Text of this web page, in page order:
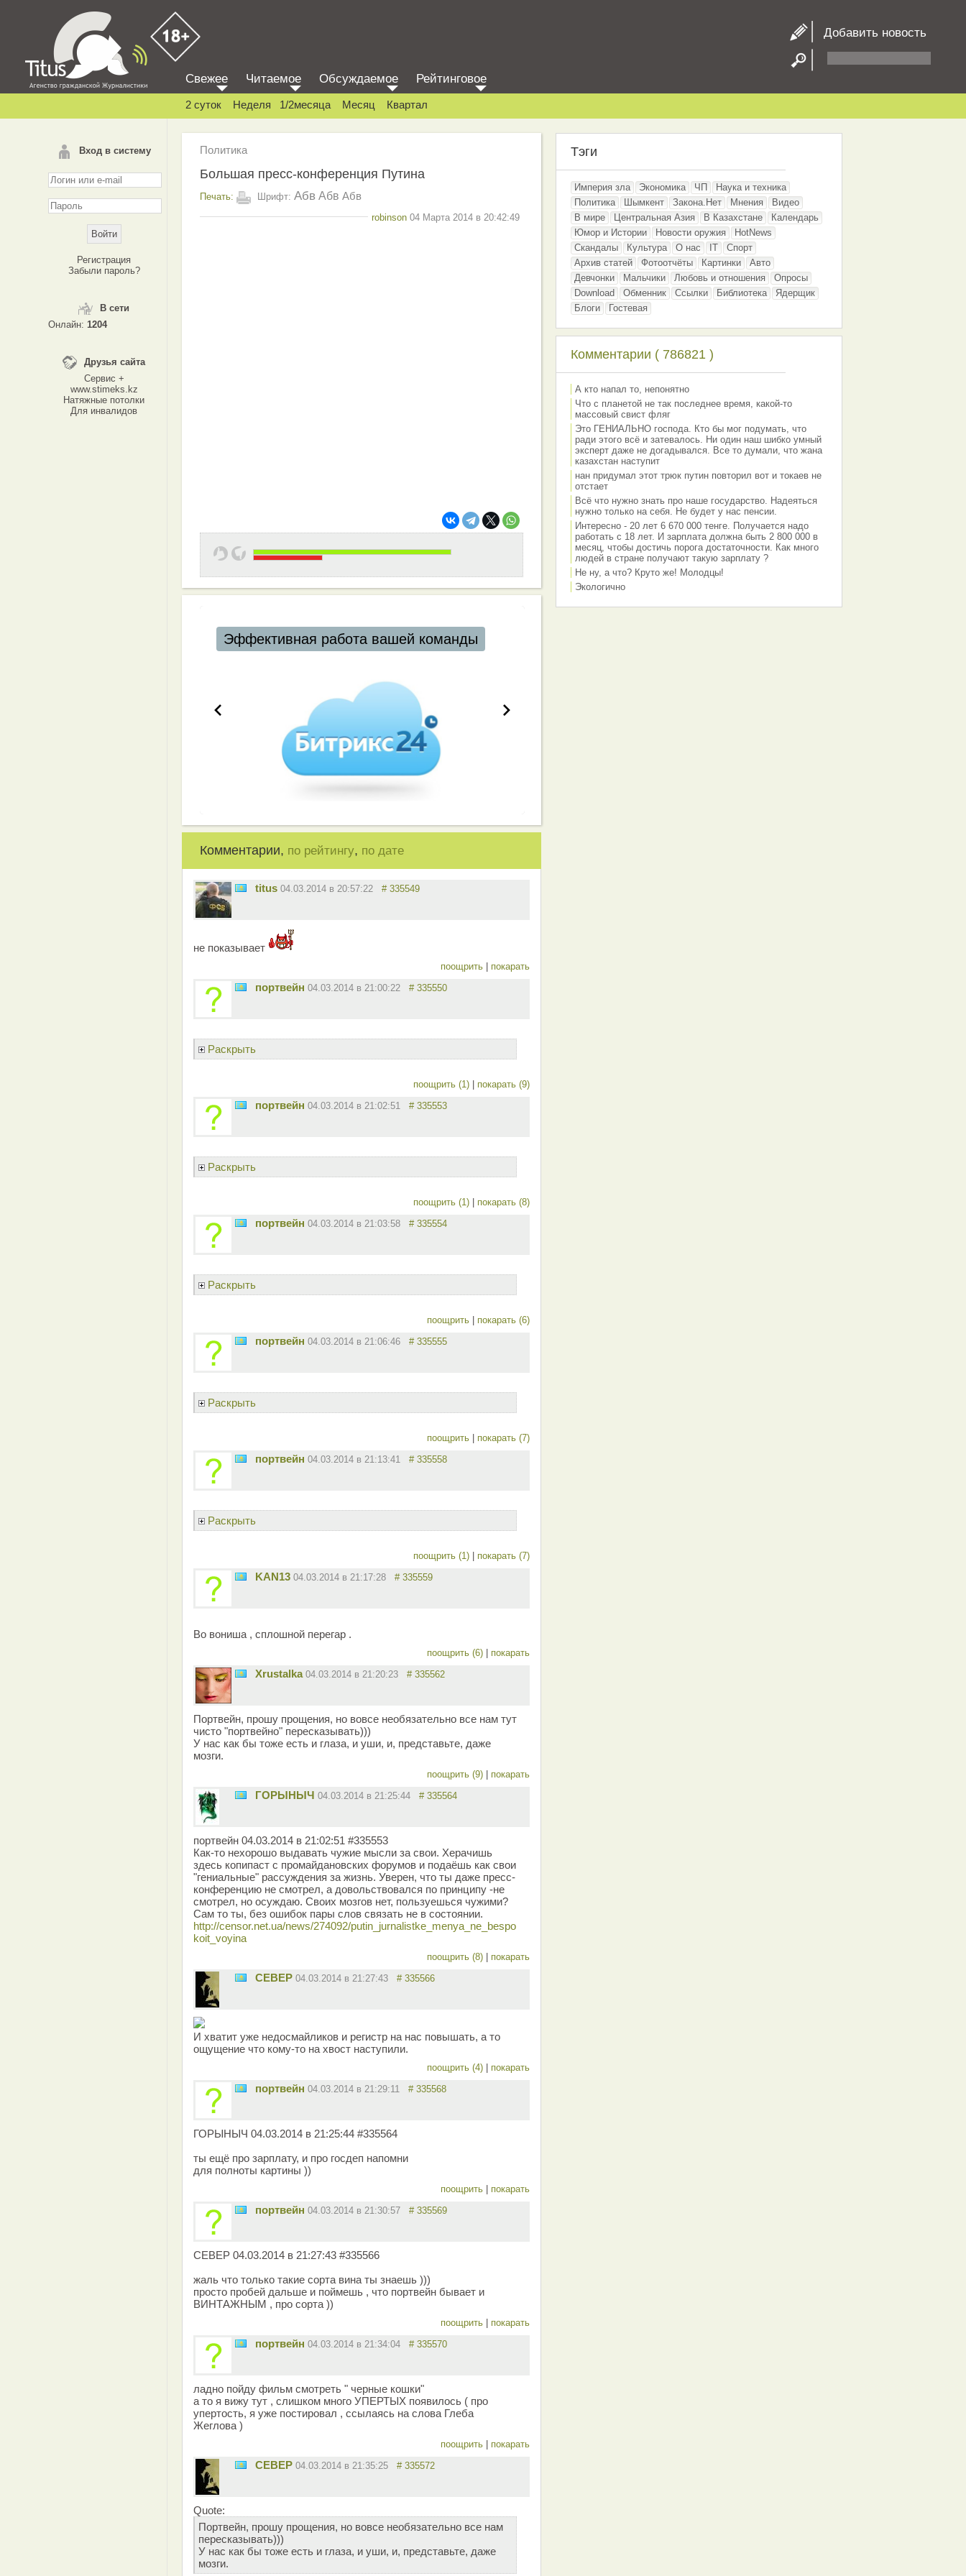
Добавить новость
Вход в систему
Регистрация
Забыли пароль?
В сети
Онлайн: 1204
Друзья сайта
Сервис +
www.stimeks.kz
Натяжные потолки
Для инвалидов
Свежее Читаемое Обсуждаемое Рейтинговое
2 суток Неделя 1/2месяца Месяц Квартал
Политика
Большая пресс-конференция Путина
Печать: Шрифт: Абв Абв Абв
robinson 04 Марта 2014 в 20:42:49
Эффективная работа вашей команды
Комментарии, по рейтингу, по дате
titus 04.03.2014 в 20:57:22 # 335549
не показывает
поощрить покарать
портвейн 04.03.2014 в 21:00:22 # 335550
Раскрыть
поощрить (1) покарать (9)
портвейн 04.03.2014 в 21:02:51 # 335553
Раскрыть
поощрить (1) покарать (8)
портвейн 04.03.2014 в 21:03:58 # 335554
Раскрыть
поощрить покарать (6)
портвейн 04.03.2014 в 21:06:46 # 335555
Раскрыть
поощрить покарать (7)
портвейн 04.03.2014 в 21:13:41 # 335558
Раскрыть
поощрить (1) покарать (7)
KAN13 04.03.2014 в 21:17:28 # 335559
Во вониша , сплошной перегар .
поощрить (6) покарать
Xrustalka 04.03.2014 в 21:20:23 # 335562
Портвейн, прошу прощения, но вовсе необязательно все нам тут
чисто "портвейно" пересказывать)))
У нас как бы тоже есть и глаза, и уши, и, представьте, даже
мозги.
поощрить (9) покарать
ГОРЫНЫЧ 04.03.2014 в 21:25:44 # 335564
портвейн 04.03.2014 в 21:02:51 #335553
Как-то нехорошо выдавать чужие мысли за свои. Херачишь
здесь копипаст с промайдановских форумов и подаёшь как свои
"гениальные" рассуждения за жизнь. Уверен, что ты даже пресс-
конференцию не смотрел, а довольствовался по принципу -не
смотрел, но осуждаю. Своих мозгов нет, пользуешься чужими?
Сам то ты, без ошибок пары слов связать не в состоянии.
http://censor.net.ua/news/274092/putin_jurnalistke_menya_ne_bespo
koit_voyina
поощрить (8) покарать
CEBEP 04.03.2014 в 21:27:43 # 335566
И хватит уже недосмайликов и регистр на нас повышать, а то
ощущение что кому-то на хвост наступили.
поощрить (4) покарать
портвейн 04.03.2014 в 21:29:11 # 335568
ГОРЫНЫЧ 04.03.2014 в 21:25:44 #335564
ты ещё про зарплату, и про госдеп напомни
для полноты картины ))
поощрить покарать
портвейн 04.03.2014 в 21:30:57 # 335569
CEBEP 04.03.2014 в 21:27:43 #335566
жаль что только такие сорта вина ты знаешь )))
просто пробей дальше и поймешь , что портвейн бывает и
ВИНТАЖНЫМ , про сорта ))
поощрить покарать
портвейн 04.03.2014 в 21:34:04 # 335570
ладно пойду фильм смотреть " черные кошки"
а то я вижу тут , слишком много УПЕРТЫХ появилось ( про
упертость, я уже постировал , ссылаясь на слова Глеба
Жеглова )
поощрить покарать
CEBEP 04.03.2014 в 21:35:25 # 335572
Quote:
Портвейн, прошу прощения, но вовсе необязательно все нам
пересказывать)))
У нас как бы тоже есть и глаза, и уши, и, представьте, даже
мозги.
Тэги
Империя зла Экономика ЧП
Наука и техника
Политика
Шымкент Закона.Нет Мнения
Видео
В мире
Центральная Азия В Казахстане
Календарь
Юмор и Истории
Новости оружия
HotNews
Скандалы
Культура О нас IT
Спорт
Архив статей
Фотоотчёты Картинки
Авто
Девчонки
Мальчики Любовь и отношения
Опросы
Download
Обменник Ссылки Библиотека
Ядерщик
Блоги
Гостевая
Комментарии ( 786821 )
А кто напал то, непонятно
Что с планетой не так последнее время, какой-то
массовый свист фляг
Это ГЕНИАЛЬНО господа. Кто бы мог подумать, что
ради этого всё и затевалось. Ни один наш шибко умный
эксперт даже не догадывался. Все то думали, что жана
казахстан наступит
нан придумал этот трюк путин повторил вот и токаев не
отстает
Всё что нужно знать про наше государство. Надеяться
нужно только на себя. Не будет у нас пенсии.
Интересно - 20 лет 6 670 000 тенге. Получается надо
работать с 18 лет. И зарплата должна быть 2 800 000 в
месяц, чтобы достичь порога достаточности. Как много
людей в стране получают такую зарплату ?
Не ну, а что? Круто же! Молодцы!
Экологично